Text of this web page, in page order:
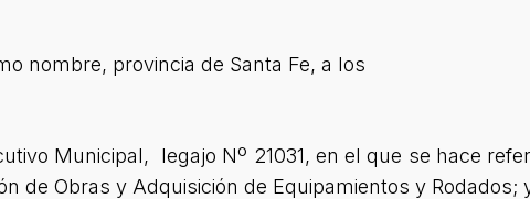
nombre, provincia de Santa Fe, a los
Municipal, legajo Nº 21031, en el que se hace
de Obras y Adquisición de Equipamientos y Rodados;